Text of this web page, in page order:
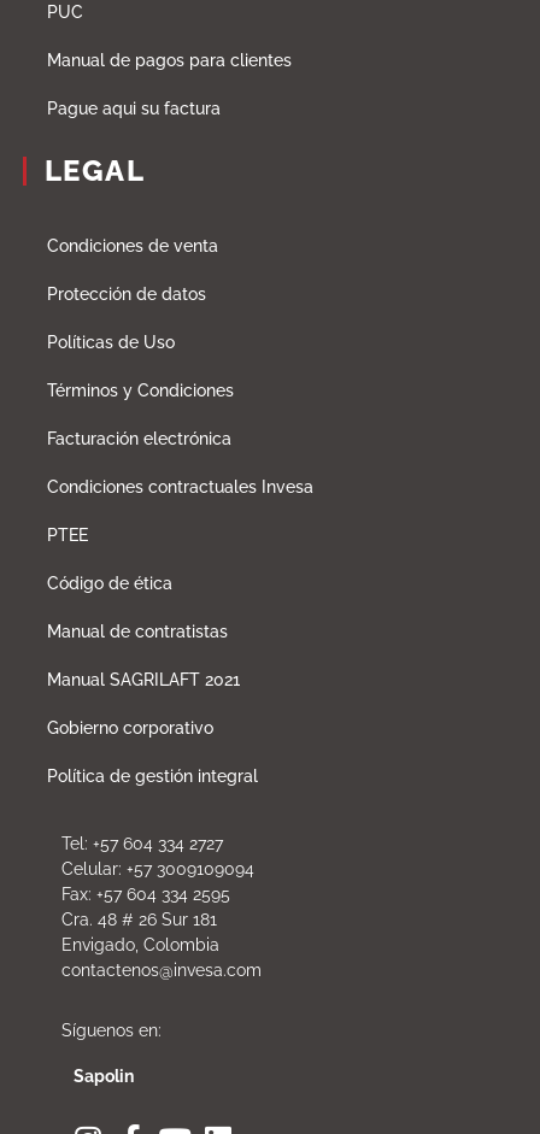
PUC
Manual de pagos para clientes
Pague aqui su factura
LEGAL
Condiciones de venta
Protección de datos
Políticas de Uso
Términos y Condiciones
Facturación electrónica
Condiciones contractuales Invesa
PTEE
Código de ética
Manual de contratistas
Manual SAGRILAFT 2021
Gobierno corporativo
Política de gestión integral
Tel: +57 604 334 2727
Celular: +57 3009109094
Fax: +57 604 334 2595
Cra. 48 # 26 Sur 181
Envigado, Colombia
contactenos@invesa.com
Síguenos en:
Sapolin